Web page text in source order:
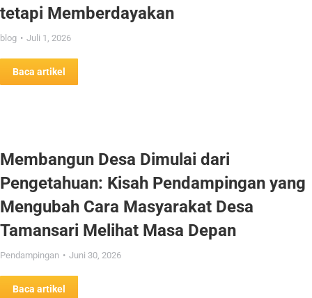
tetapi Memberdayakan
blog Juli 1, 2026
Baca artikel
Membangun Desa Dimulai dari
Pengetahuan: Kisah Pendampingan yang
Mengubah Cara Masyarakat Desa
Tamansari Melihat Masa Depan
Pendampingan Juni 30, 2026
Baca artikel